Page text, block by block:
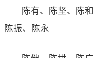
陈有、陈坚、陈
陈振、陈永